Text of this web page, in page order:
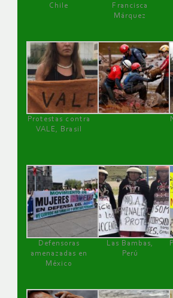
Chile
Francisca
Márquez
Protestas contra
VALE, Brasil
Defensoras
amenazadas en
México
Las Bambas,
Perú